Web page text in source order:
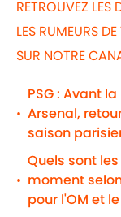
RETROUVEZ LES
LES RUMEURS
SUR NOTRE
•
PSG : Avant
Arsenal,
saison
•
Quels sont
moment
pour l'OM et le